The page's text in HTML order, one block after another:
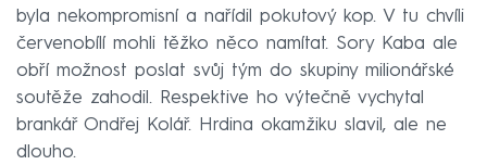
byla nekompromisní a nařídil pokutový kop. V tu chvíli
červenobílí mohli těžko něco namítat. Sory Kaba ale
obří možnost poslat svůj tým do skupiny milionářské
soutěže zahodil. Respektive ho výtečně vychytal
brankář Ondřej Kolář. Hrdina okamžiku slavil, ale ne
dlouho.